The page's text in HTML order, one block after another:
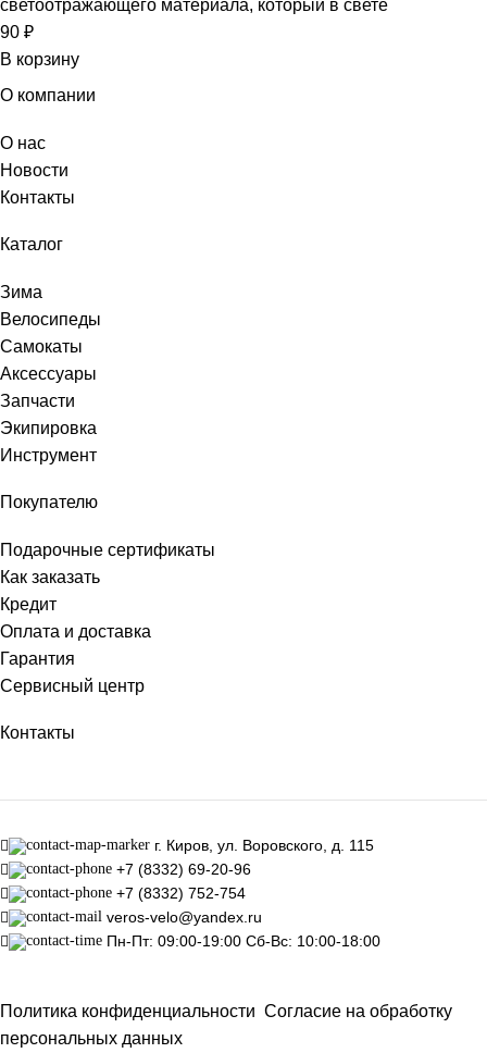
светоотражающего материала, который в свете
90 ₽
В корзину
О компании
О нас
Новости
Контакты
Каталог
Зима
Велосипеды
Самокаты
Аксессуары
Запчасти
Экипировка
Инструмент
Покупателю
Подарочные сертификаты
Как заказать
Кредит
Оплата и доставка
Гарантия
Сервисный центр
Контакты
г. Киров, ул. Воровского, д. 115
+7 (8332) 69-20-96
+7 (8332) 752-754
veros-velo@yandex.ru
Пн-Пт: 09:00-19:00 Сб-Вс: 10:00-18:00
Политика конфиденциальности Согласие на обработку
персональных данных